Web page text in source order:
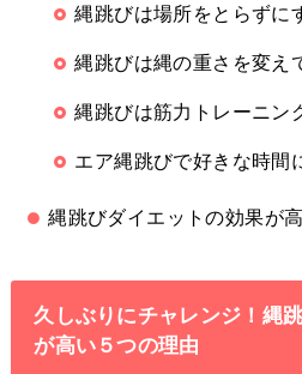
縄跳びは場所をとらずに
縄跳びは縄の重さを変え
縄跳びは筋力トレーニン
エア縄跳びで好きな時間
縄跳びダイエットの効果が
久しぶりにチャレンジ！縄
が高い５つの理由